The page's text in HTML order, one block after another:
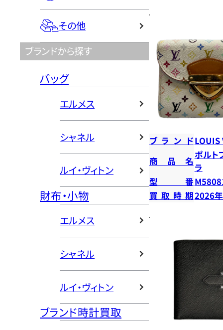
その他
ブランドから探す
バッグ
エルメス
シャネル
ルイ・ヴィトン
財布・小物
エルメス
シャネル
ルイ・ヴィトン
ブランド時計買取
ブランドLOUIS
商品名
ポルト
ラ
型番
買取時期2026